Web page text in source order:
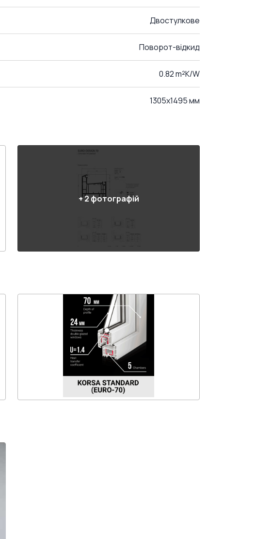
Двостулкове
Поворот-відкид
0.82 m²K/W
1305x1495 мм
+2 фотографій